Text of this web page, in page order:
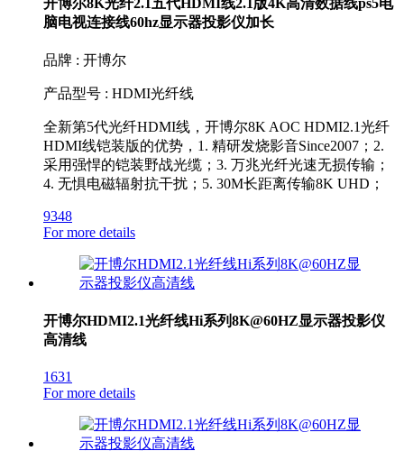
脑电视连接线60hz显示器投影仪加长
品牌 : 开博尔
产品型号 : HDMI光纤线
全新第5代光纤HDMI线，开博尔8K AOC HDMI2.1光纤
HDMI线铠装版的优势，1. 精研发烧影音Since2007；2.
采用强悍的铠装野战光缆；3. 万兆光纤光速无损传输；
4. 无惧电磁辐射抗干扰；5. 30M长距离传输8K UHD；
9348
For more details
开博尔HDMI2.1光纤线Hi系列8K@60HZ显示器投影仪
高清线
1631
For more details